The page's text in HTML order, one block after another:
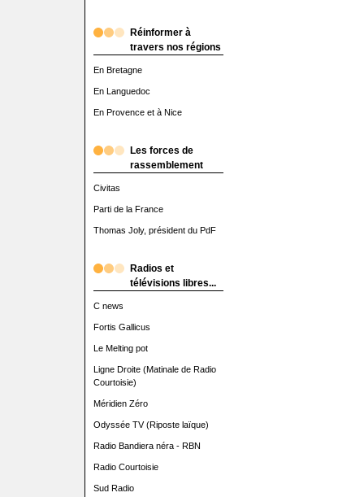
Réinformer à
travers nos régions
En Bretagne
En Languedoc
En Provence et à Nice
Les forces de
rassemblement
Civitas
Parti de la France
Thomas Joly, président du PdF
Radios et
télévisions libres...
C news
Fortis Gallicus
Le Melting pot
Ligne Droite (Matinale de Radio
Courtoisie)
Méridien Zéro
Odyssée TV (Riposte laïque)
Radio Bandiera néra - RBN
Radio Courtoisie
Sud Radio